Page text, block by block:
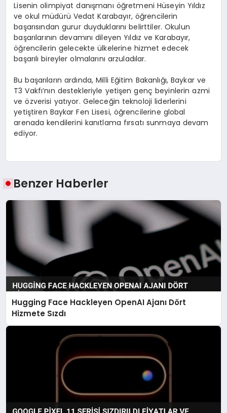
Lisenin olimpiyat danışmanı öğretmeni Hüseyin Yıldız
ve okul müdürü Vedat Karabayır, öğrencilerin
başarısından gurur duyduklarını belirttiler. Okulun
başarılarının devamını dileyen Yıldız ve Karabayır,
öğrencilerin gelecekte ülkelerine hizmet edecek
başarılı bireyler olmalarını arzuladılar.
Bu başarıların ardında, Milli Eğitim Bakanlığı, Baykar ve
T3 Vakfı’nın destekleriyle yetişen genç beyinlerin azmi
ve özverisi yatıyor. Geleceğin teknoloji liderlerini
yetiştiren Baykar Fen Lisesi, öğrencilerine global
arenada kendilerini kanıtlama fırsatı sunmaya devam
ediyor.
Benzer Haberler
Hugging Face Hackleyen OpenAI Ajanı Dört
Hizmete Sızdı